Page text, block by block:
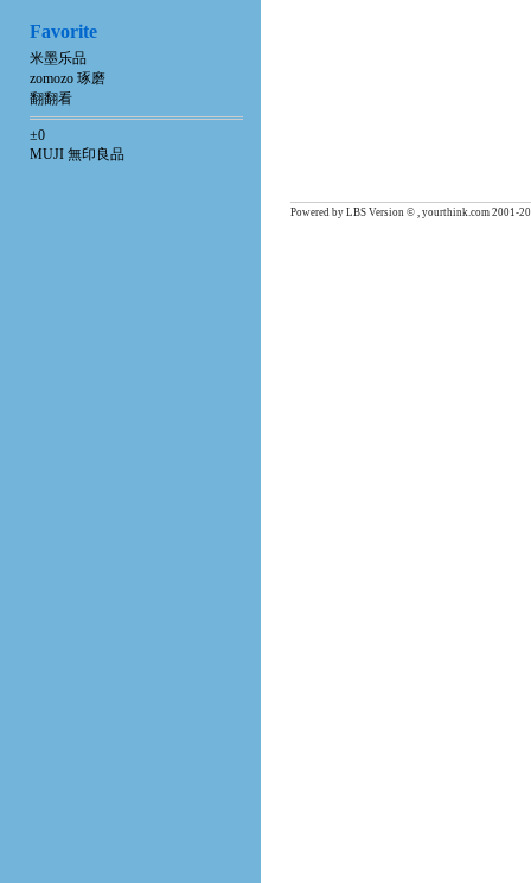
Favorite
米墨乐品
zomozo 琢磨
翻翻看
±0
MUJI 無印良品
Powered by LBS Version © , yourthink.com 2001-